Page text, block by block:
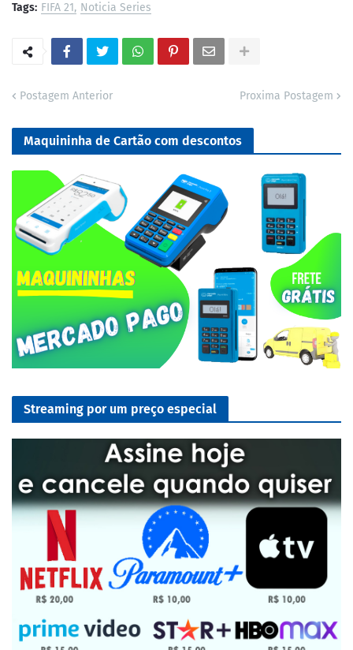
Tags: FIFA 21 Noticia Series
Postagem Anterior Proxima Postagem
Maquininha de Cartão com descontos
Streaming por um preço especial